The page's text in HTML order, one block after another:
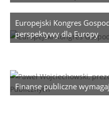
Europejski Kongres
perspektywy dla Europy
Finanse publiczne